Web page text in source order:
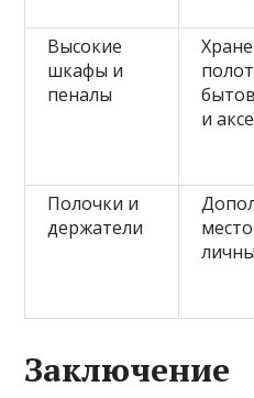
Высокие
шкафы и
пеналы
и
Полочки и
держатели
Заключение